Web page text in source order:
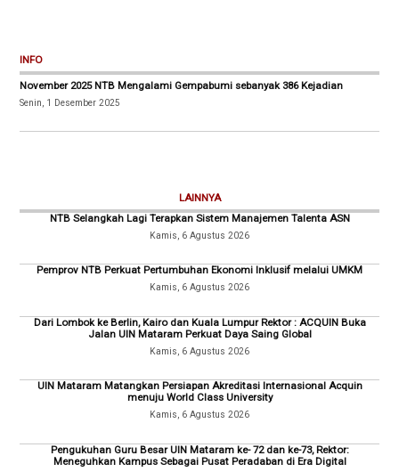
INFO
November 2025 NTB Mengalami Gempabumi sebanyak 386 Kejadian
Senin, 1 Desember 2025
LAINNYA
NTB Selangkah Lagi Terapkan Sistem Manajemen Talenta ASN
Kamis, 6 Agustus 2026
Pemprov NTB Perkuat Pertumbuhan Ekonomi Inklusif melalui UMKM
Kamis, 6 Agustus 2026
Dari Lombok ke Berlin, Kairo dan Kuala Lumpur Rektor : ACQUIN Buka
Jalan UIN Mataram Perkuat Daya Saing Global
Kamis, 6 Agustus 2026
UIN Mataram Matangkan Persiapan Akreditasi Internasional Acquin
menuju World Class University
Kamis, 6 Agustus 2026
Pengukuhan Guru Besar UIN Mataram ke- 72 dan ke-73, Rektor:
Meneguhkan Kampus Sebagai Pusat Peradaban di Era Digital